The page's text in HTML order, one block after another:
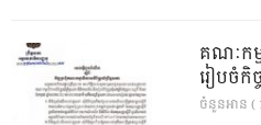
គណៈកម្
រៀបចំកិ
ចំនួនអាន (